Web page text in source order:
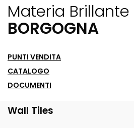
Materia Brillante
BORGOGNA
PUNTI VENDITA
CATALOGO
DOCUMENTI
Wall Tiles